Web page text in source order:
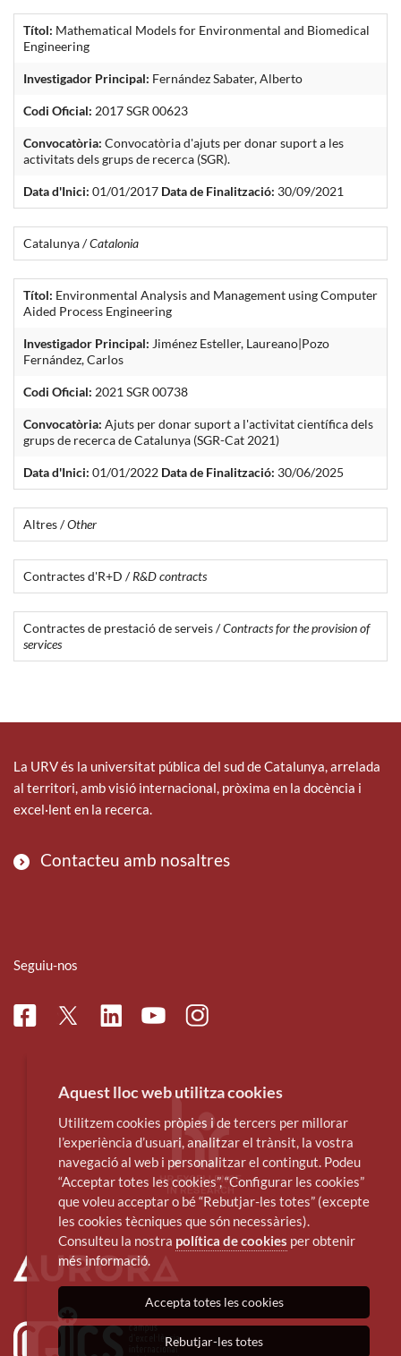
Títol: Mathematical Models for Environmental and Biomedical
Engineering
Investigador Principal: Fernández Sabater, Alberto
Codi Oficial: 2017 SGR 00623
Convocatòria: Convocatòria d'ajuts per donar suport a les
activitats dels grups de recerca (SGR).
Data d'Inici: 01/01/2017 Data de Finalització: 30/09/2021
Catalunya /Catalonia
Títol: Environmental Analysis and Management using Computer
Aided Process Engineering
Investigador Principal: Jiménez Esteller, Laureano|Pozo
Fernández, Carlos
Codi Oficial: 2021 SGR 00738
Convocatòria: Ajuts per donar suport a l'activitat científica dels
grups de recerca de Catalunya (SGR-Cat 2021)
Data d'Inici: 01/01/2022 Data de Finalització: 30/06/2025
Altres /Other
Contractes d'R+D /R&D contracts
Contractes de prestació de serveis /Contracts for the provision of
services
La URV és la universitat pública del sud de Catalunya, arrelada
al territori, amb visió internacional, pròxima en la docència i
excel·lent en la recerca.
Contacteu amb nosaltres
Seguiu-nos
FacebookTwitterLinkedinYoutubeInstagram
Aquest lloc web utilitza cookies
Utilitzem cookies pròpies i de tercers per millorar
l’experiència d’usuari, analitzar el trànsit, la vostra
navegació al web i personalitzar el contingut. Podeu
“Acceptar totes les cookies”, “Configurar les cookies”
que voleu acceptar o bé “Rebutjar-les totes” (excepte
les cookies tècniques que són necessàries).
Consulteu la nostra política de cookies per obtenir
més informació.
Accepta totes les cookies
Rebutjar-les totes